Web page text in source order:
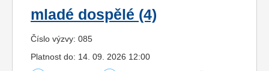
mladé dospělé (4)
Číslo výzvy: 085
Platnost do: 14. 09. 2026 12:00